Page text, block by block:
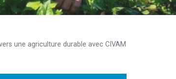
une agriculture durable avec CIVAM